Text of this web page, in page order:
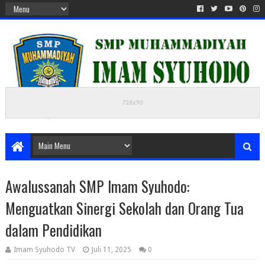
Awalussanah SMP Imam Syuhodo:
Menguatkan Sinergi Sekolah dan Orang Tua
dalam Pendidikan
Imam Syuhodo TV Juli 11, 2025 0